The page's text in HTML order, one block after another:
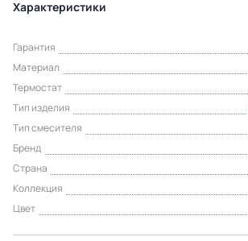
Характеристики
Гарантия
Материал
Термостат
Тип изделия
Тип смесителя
Бренд
Страна
Коллекция
Цвет